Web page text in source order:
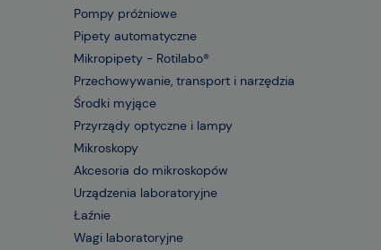
Pompy próżniowe
Pipety automatyczne
Mikropipety - Rotilabo®
Przechowywanie, transport i narzędzia
Środki myjące
Przyrządy optyczne i lampy
Mikroskopy
Akcesoria do mikroskopów
Urządzenia laboratoryjne
Łaźnie
Wagi laboratoryjne